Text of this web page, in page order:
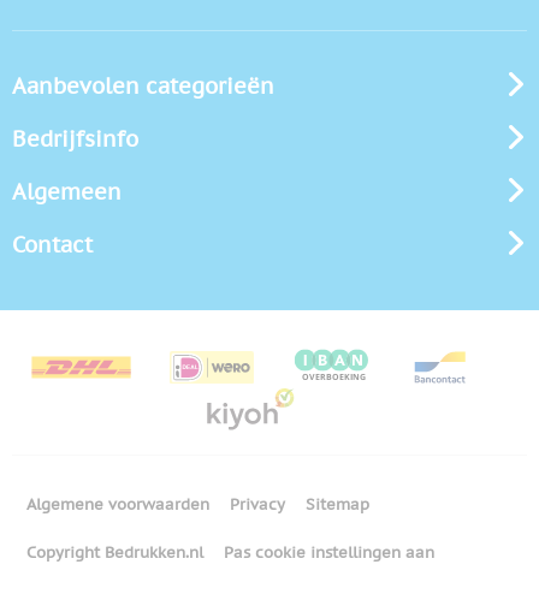
Aanbevolen categorieën
Bedrijfsinfo
Algemeen
Contact
Algemene voorwaarden Privacy Sitemap
Copyright Bedrukken.nl Pas cookie instellingen aan